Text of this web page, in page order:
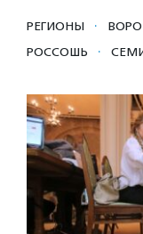
РЕГИОНЫ ·
РОССОШЬ ·